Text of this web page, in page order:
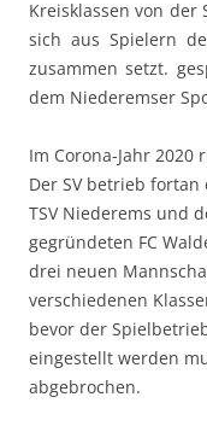
Kreisklassen von der
sich aus Spielern
zusammen setzt.
dem Niederemser
Im Corona-Jahr
Der SV betrieb
TSV Niederems und
gegründeten FC
drei neuen
verschiedenen
bevor der
eingestellt werden
abgebrochen.